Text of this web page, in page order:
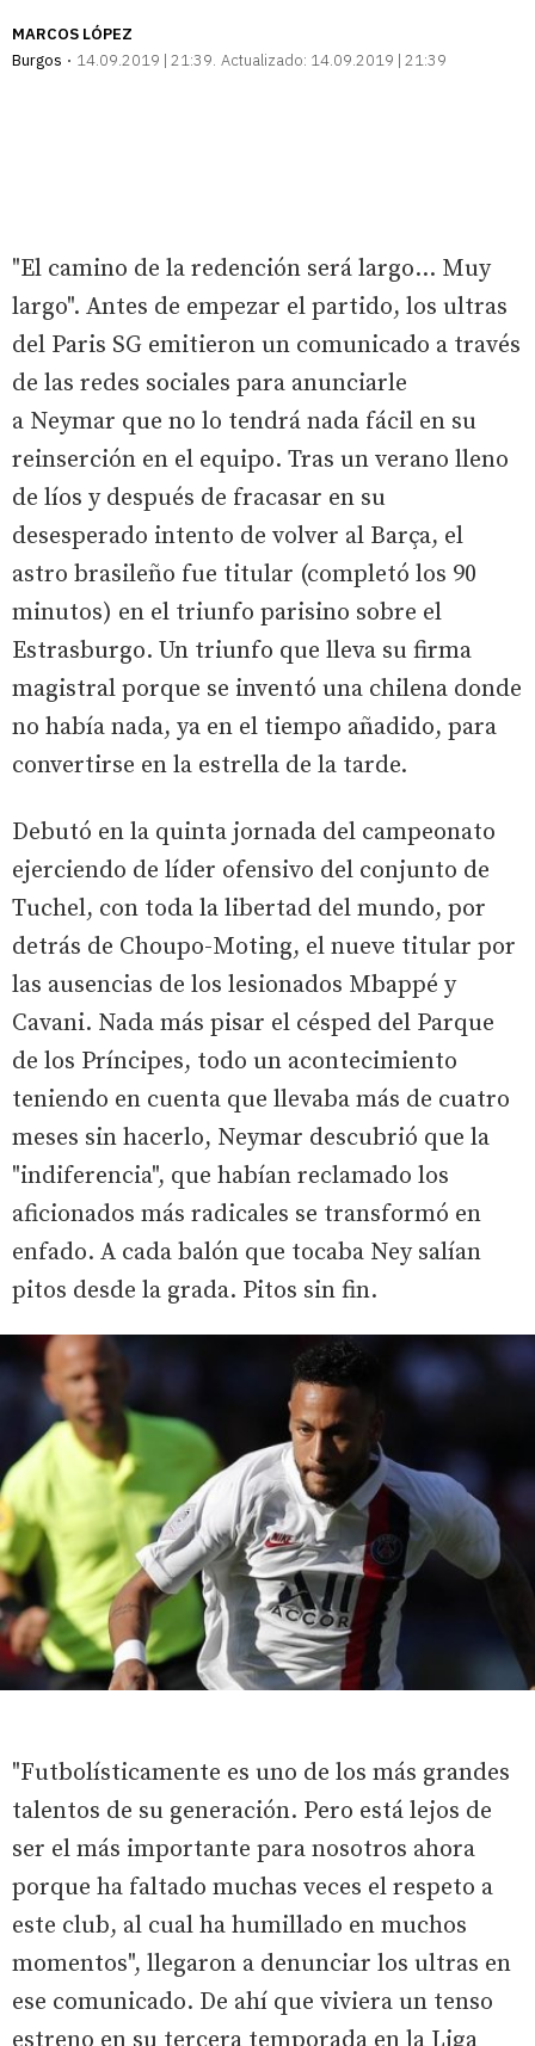
MARCOS LÓPEZ
Burgos
14.09.2019 | 21:39 Actualizado: 14.09.2019 | 21:39
"El camino de la redención será largo… Muy
largo". Antes de empezar el partido, los ultras
del Paris SG emitieron un comunicado a través
de las redes sociales para anunciarle
a Neymar que no lo tendrá nada fácil en su
reinserción en el equipo. Tras un verano lleno
de líos y después de fracasar en su
desesperado intento de volver al Barça, el
astro brasileño fue titular (completó los 90
minutos) en el triunfo parisino sobre el
Estrasburgo. Un triunfo que lleva su firma
magistral porque se inventó una chilena donde
no había nada, ya en el tiempo añadido, para
convertirse en la estrella de la tarde.
Debutó en la quinta jornada del campeonato
ejerciendo de líder ofensivo del conjunto de
Tuchel, con toda la libertad del mundo, por
detrás de Choupo-Moting, el nueve titular por
las ausencias de los lesionados Mbappé y
Cavani. Nada más pisar el césped del Parque
de los Príncipes, todo un acontecimiento
teniendo en cuenta que llevaba más de cuatro
meses sin hacerlo, Neymar descubrió que la
"indiferencia", que habían reclamado los
aficionados más radicales se transformó en
enfado. A cada balón que tocaba Ney salían
pitos desde la grada. Pitos sin fin.
"Futbolísticamente es uno de los más grandes
talentos de su generación. Pero está lejos de
ser el más importante para nosotros ahora
porque ha faltado muchas veces el respeto a
este club, al cual ha humillado en muchos
momentos", llegaron a denunciar los ultras en
ese comunicado. De ahí que viviera un tenso